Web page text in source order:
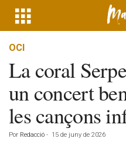
OCI
La coral
un concert
les cançons
Por Redacció - 15 de juny de 2026